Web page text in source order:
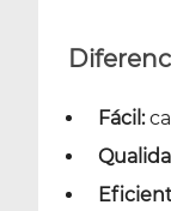
Fácil: